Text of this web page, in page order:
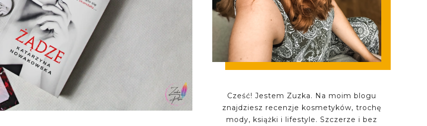
Cześć! Jestem Zuzka. Na moim blogu
znajdziesz recenzje kosmetyków, trochę
mody, książki i lifestyle. Szczerze i bez